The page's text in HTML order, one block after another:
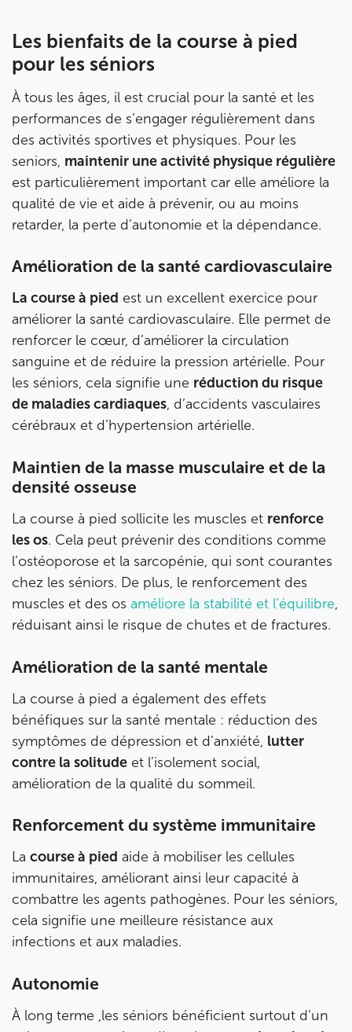
Les bienfaits de la course à pied
pour les séniors
À tous les âges, il est crucial pour la santé et les
performances de s’engager régulièrement dans
des activités sportives et physiques. Pour les
seniors, maintenir une activité physique régulière
est particulièrement important car elle améliore la
qualité de vie et aide à prévenir, ou au moins
retarder, la perte d’autonomie et la dépendance.
Amélioration de la santé cardiovasculaire
La course à pied est un excellent exercice pour
améliorer la santé cardiovasculaire. Elle permet de
renforcer le cœur, d’améliorer la circulation
sanguine et de réduire la pression artérielle. Pour
les séniors, cela signifie une réduction du risque
de maladies cardiaques, d’accidents vasculaires
cérébraux et d’hypertension artérielle.
Maintien de la masse musculaire et de la
densité osseuse
La course à pied sollicite les muscles et renforce
les os. Cela peut prévenir des conditions comme
l’ostéoporose et la sarcopénie, qui sont courantes
chez les séniors. De plus, le renforcement des
muscles et des os améliore la stabilité et l’équilibre,
réduisant ainsi le risque de chutes et de fractures.
Amélioration de la santé mentale
La course à pied a également des effets
bénéfiques sur la santé mentale : réduction des
symptômes de dépression et d’anxiété, lutter
contre la solitude et l’isolement social,
amélioration de la qualité du sommeil.
Renforcement du système immunitaire
La course à pied aide à mobiliser les cellules
immunitaires, améliorant ainsi leur capacité à
combattre les agents pathogènes. Pour les séniors,
cela signifie une meilleure résistance aux
infections et aux maladies.
Autonomie
À long terme ,les séniors bénéficient surtout d’un
8 Av. de Camoens 75116 Paris
8 Av. de Camoens 75116 Paris
01 42 15 22 46
Prenez RDV sur
Prenez RDV sur
IK PARIS 15 – SÉGUR
75015 Paris
75015 Paris
01 43 31 00 33
Prenez RDV sur
IK PARIS 6 – CASSETTE
1 Rue Cassette 75006 Paris
1 Rue Cassette 75006 Paris
01 42 84 06 95
Prenez RDV sur
3 Av. André Morizet 92100 Boulogne-
Billancourt
3 Av. André Morizet 92100 Boulogne-Billancourt
01 48 25 34 79
Prenez RDV sur
IK CHÂTENAY-MALABRY
380 Av. de la Division Leclerc 92290
Châtenay-Malabry
380 Av. de la Division Leclerc 92290 Châtenay-
01 43 50 05 24
Prenez RDV sur
IK PARIS 17 – VILLIERS
68 Av. de Villiers 75017 Paris
68 Av. de Villiers 75017 Paris
01 44 90 90 40
Prenez RDV sur
Prenez RDV sur